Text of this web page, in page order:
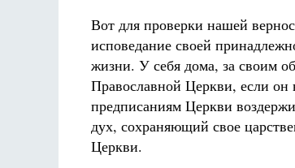
Вот для проверки нашей
исповедание своей
жизни. У себя дома, за своим
Православной Церкви, если
предписаниям Церкви
дух, сохраняющий свое
Церкви.